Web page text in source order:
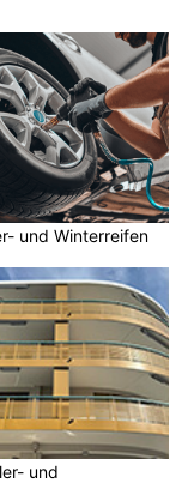
und Winterreifen
und